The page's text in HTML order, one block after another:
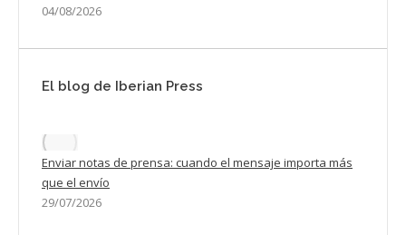
04/08/2026
El blog de Iberian Press
Enviar notas de prensa: cuando el mensaje importa más
que el envío
29/07/2026